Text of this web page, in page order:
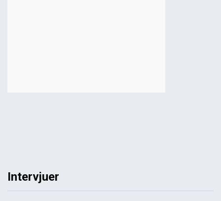
Intervjuer